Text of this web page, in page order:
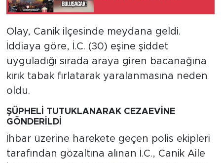
Olay, Canik ilçesinde meydana geldi.
İddiaya göre, İ.C. (30) eşine şiddet
uyguladığı sırada araya giren bacanağına
kırık tabak fırlatarak yaralanmasına neden
oldu.
ŞÜPHELİ TUTUKLANARAK CEZAEVİNE
GÖNDERİLDİ
İhbar üzerine harekete geçen polis ekipleri
tarafından gözaltına alınan İ.C., Canik Aile